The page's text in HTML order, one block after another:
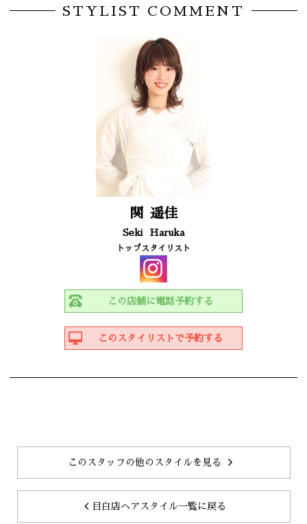
STYLIST COMMENT
関 遥佳
Seki Haruka
トップスタイリスト
この店舗に電話予約する
このスタイリストで予約する
このスタッフの他のスタイルを見る
目白店ヘアスタイル一覧に戻る